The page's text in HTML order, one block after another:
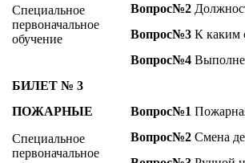
Специальное
первоначальное
обучение
Вопрос№2
Вопрос№3 К каким
Вопрос№4
БИЛЕТ № 3
ПОЖАРНЫЕ
Специальное
первоначальное
Вопрос№1
Вопрос№2 Смена